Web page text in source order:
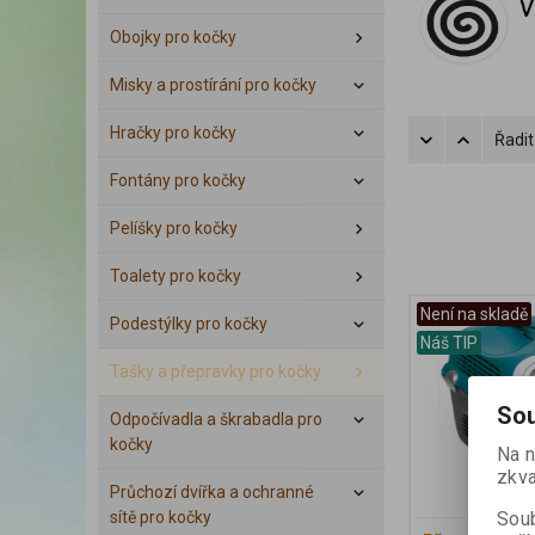
Obojky pro kočky
Misky a prostírání pro kočky
Hračky pro kočky
Fontány pro kočky
Pelíšky pro kočky
Toalety pro kočky
Podestýlky pro kočky
Tašky a přepravky pro kočky
Odpočívadla a škrabadla pro
kočky
Průchozí dvířka a ochranné
sítě pro kočky
Není na skladě
Náš TIP
Na